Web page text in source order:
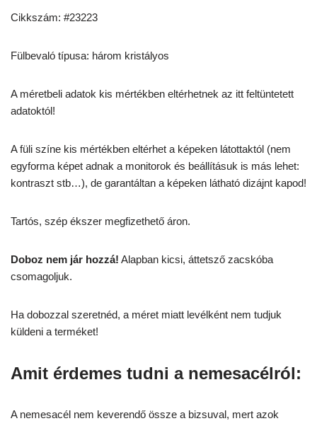
Cikkszám: #23223
Fülbevaló típusa: három kristályos
A méretbeli adatok kis mértékben eltérhetnek az itt feltüntetett
adatoktól!
A füli színe kis mértékben eltérhet a képeken látottaktól (nem
egyforma képet adnak a monitorok és beállításuk is más lehet:
kontraszt stb…), de garantáltan a képeken látható dizájnt kapod!
Tartós, szép ékszer megfizethető áron.
Doboz nem jár hozzá! Alapban kicsi, áttetsző zacskóba
csomagoljuk.
Ha dobozzal szeretnéd, a méret miatt levélként nem tudjuk
küldeni a terméket!
Amit érdemes tudni a nemesacélról:
A nemesacél nem keverendő össze a bizsuval, mert azok